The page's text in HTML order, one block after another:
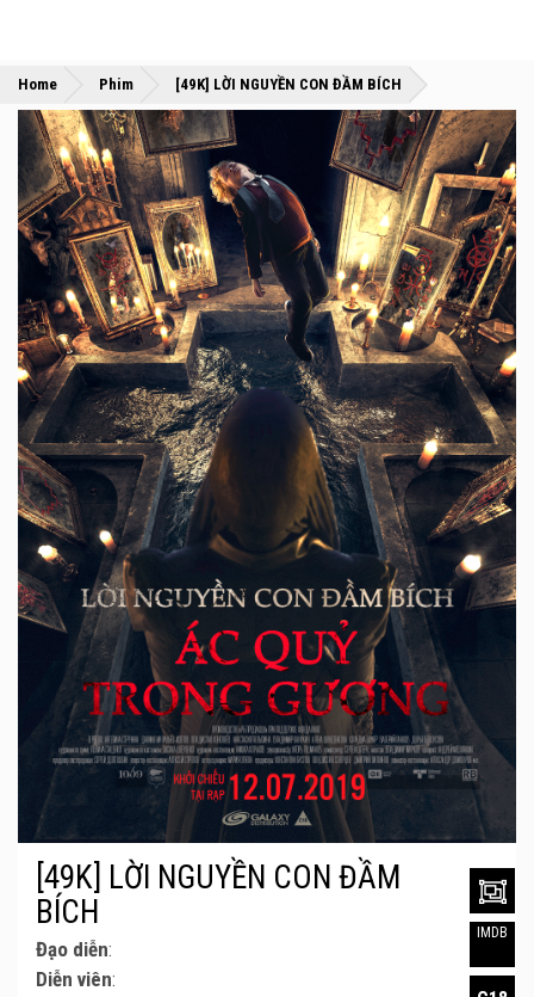
Home »
Phim »
[49K] LỜI NGUYỀN CON ĐẦM BÍCH
[49K] LỜI NGUYỀN CON ĐẦM
BÍCH
Đạo diễn:
Diễn viên:
IMDB